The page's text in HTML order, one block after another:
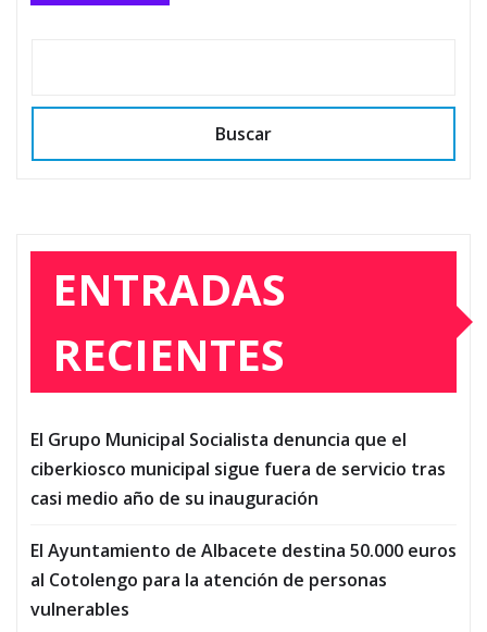
Buscar
ENTRADAS
RECIENTES
El Grupo Municipal Socialista denuncia que el
ciberkiosco municipal sigue fuera de servicio tras
casi medio año de su inauguración
El Ayuntamiento de Albacete destina 50.000 euros
al Cotolengo para la atención de personas
vulnerables